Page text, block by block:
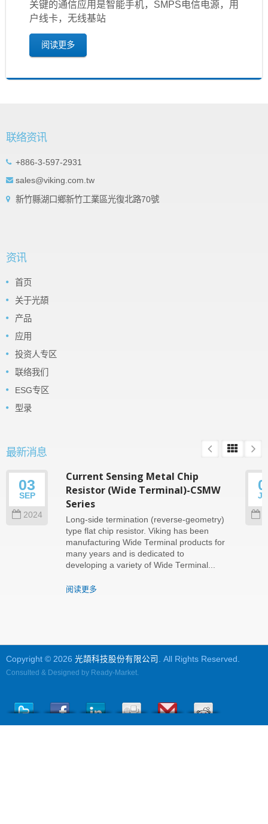
关键的通信应用是智能手机，SMPS电信电源，用
户线卡，无线基站
阅读更多
联络资讯
+886-3-597-2931
sales@viking.com.tw
新竹縣湖口鄉新竹工業區光復北路70號
资讯
首页
关于光頡
产品
应用
投资人专区
联络我们
ESG专区
型录
最新消息
03
SEP
2024
Current Sensing Metal Chip
Resistor (Wide Terminal)-CSMW
Series
Long-side termination (reverse-geometry)
type flat chip resistor. Viking has been
manufacturing Wide Terminal products for
many years and is dedicated to
developing a variety of Wide Terminal...
阅读更多
Copyright © 2026 光頡科技股份有限公司 . All Rights Reserved.
Consulted & Designed by Ready-Market.